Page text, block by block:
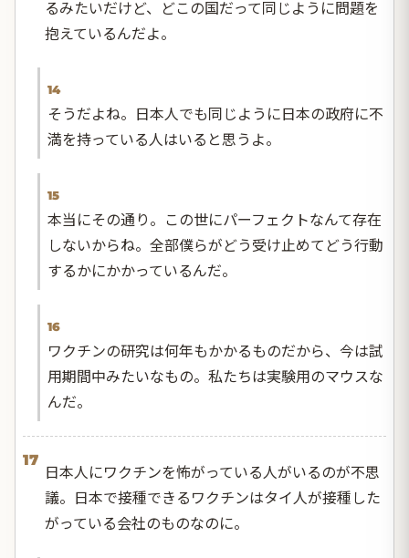
るみたいだけど、どこの国だって同じように問題を
抱えているんだよ。
14
そうだよね。日本人でも同じように日本の政府に不
満を持っている人はいると思うよ。
15
本当にその通り。この世にパーフェクトなんて存在
しないからね。全部僕らがどう受け止めてどう行動
するかにかかっているんだ。
16
ワクチンの研究は何年もかかるものだから、今は試
用期間中みたいなもの。私たちは実験用のマウスな
んだ。
17
日本人にワクチンを怖がっている人がいるのが不思
議。日本で接種できるワクチンはタイ人が接種した
がっている会社のものなのに。